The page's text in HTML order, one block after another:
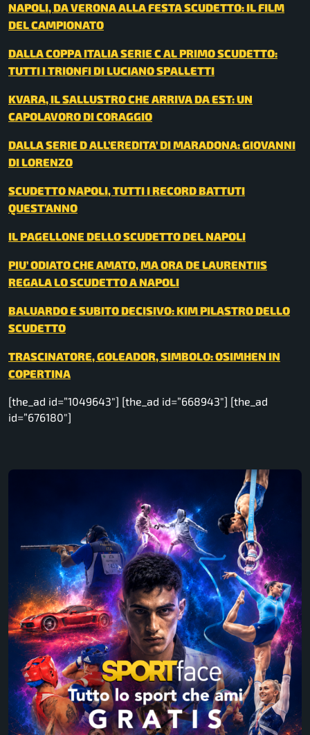
NAPOLI, DA VERONA ALLA FESTA SCUDETTO: IL FILM
DEL CAMPIONATO
DALLA COPPA ITALIA SERIE C AL PRIMO SCUDETTO:
TUTTI I TRIONFI DI LUCIANO SPALLETTI
KVARA, IL SALLUSTRO CHE ARRIVA DA EST: UN
CAPOLAVORO DI CORAGGIO
DALLA SERIE D ALL’EREDITA’ DI MARADONA: GIOVANNI
DI LORENZO
SCUDETTO NAPOLI, TUTTI I RECORD BATTUTI
QUEST’ANNO
IL PAGELLONE DELLO SCUDETTO DEL NAPOLI
PIU’ ODIATO CHE AMATO, MA ORA DE LAURENTIIS
REGALA LO SCUDETTO A NAPOLI
BALUARDO E SUBITO DECISIVO: KIM PILASTRO DELLO
SCUDETTO
TRASCINATORE, GOLEADOR, SIMBOLO: OSIMHEN IN
COPERTINA
[the_ad id=”1049643″] [the_ad id=”668943″] [the_ad
id=”676180″]